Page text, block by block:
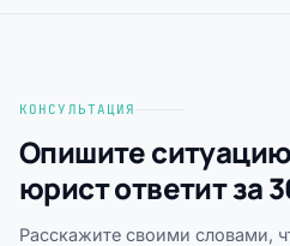
КОНСУЛЬТАЦИЯ
Опишите
юрист ответит за
Расскажите своими словами,